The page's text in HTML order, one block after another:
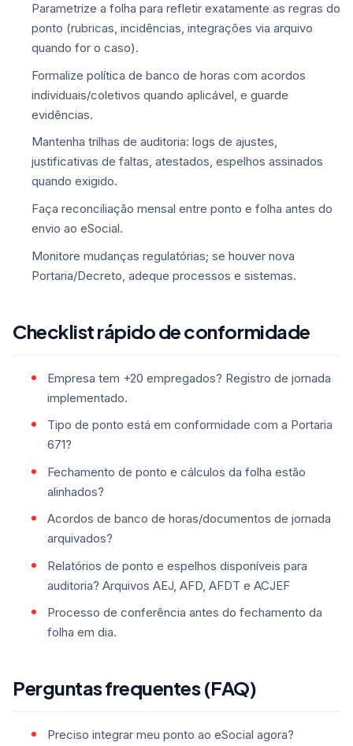
Parametrize a folha para refletir exatamente as regras do
ponto (rubricas, incidências, integrações via arquivo
quando for o caso).
Formalize política de banco de horas com acordos
individuais/coletivos quando aplicável, e guarde
evidências.
Mantenha trilhas de auditoria: logs de ajustes,
justificativas de faltas, atestados, espelhos assinados
quando exigido.
Faça reconciliação mensal entre ponto e folha antes do
envio ao eSocial.
Monitore mudanças regulatórias; se houver nova
Portaria/Decreto, adeque processos e sistemas.
Checklist rápido de conformidade
Empresa tem +20 empregados? Registro de jornada
implementado.
Tipo de ponto está em conformidade com a Portaria
671?
Fechamento de ponto e cálculos da folha estão
alinhados?
Acordos de banco de horas/documentos de jornada
arquivados?
Relatórios de ponto e espelhos disponíveis para
auditoria? Arquivos AEJ, AFD, AFDT e ACJEF
Processo de conferência antes do fechamento da
folha em dia.
Perguntas frequentes (FAQ)
Preciso integrar meu ponto ao eSocial agora?